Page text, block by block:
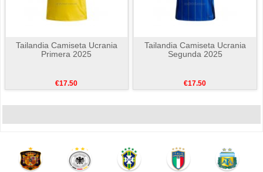
Tailandia Camiseta Ucrania
Primera 2025
€17.50
Tailandia Camiseta Ucrania
Segunda 2025
€17.50